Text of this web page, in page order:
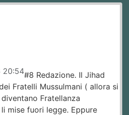
20:54#8 Redazione. Il Jihad
Fratelli Mussulmani ( allora si
Fratellanza
mise fuori legge. Eppure